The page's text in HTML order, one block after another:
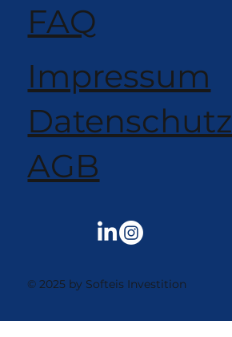
FAQ
Impressum
Datenschutz
AGB
© 2025 by Softeis Investition